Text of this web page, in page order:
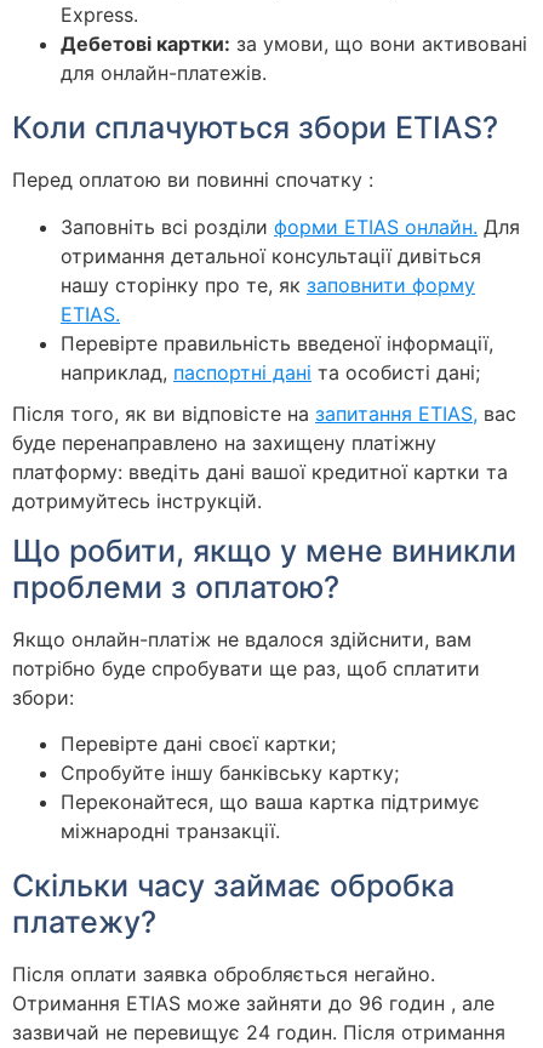
Express.
Дебетові картки: за умови, що вони активовані
для онлайн-платежів.
Коли сплачуються збори ETIAS?
Перед оплатою ви повинні спочатку :
Заповніть всі розділи форми ETIAS онлайн. Для
отримання детальної консультації дивіться
нашу сторінку про те, як заповнити форму
ETIAS.
Перевірте правильність введеної інформації,
наприклад, паспортні дані та особисті дані;
Після того, як ви відповісте на запитання ETIAS, вас
буде перенаправлено на захищену платіжну
платформу: введіть дані вашої кредитної картки та
дотримуйтесь інструкцій.
Що робити, якщо у мене виникли
проблеми з оплатою?
Якщо онлайн-платіж не вдалося здійснити, вам
потрібно буде спробувати ще раз, щоб сплатити
збори:
Перевірте дані своєї картки;
Спробуйте іншу банківську картку;
Переконайтеся, що ваша картка підтримує
міжнародні транзакції.
Скільки часу займає обробка
платежу?
Після оплати заявка обробляється негайно.
Отримання ETIAS може зайняти до 96 годин , але
зазвичай не перевищує 24 годин. Після отримання